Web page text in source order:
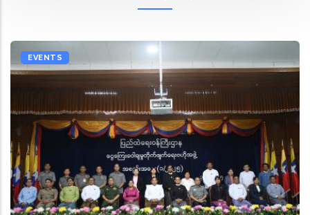
EVENTS